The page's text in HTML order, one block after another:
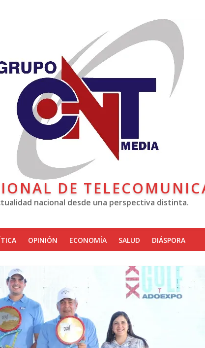
DE
nacional desde una perspectiva distinta.
OPINIÓN ECONOMÍA SALUD DIÁSPORA